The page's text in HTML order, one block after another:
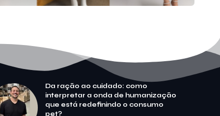
Da ração ao cuidado: como
interpretar a onda de humanização
que está redefinindo o consumo
pet?